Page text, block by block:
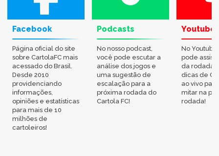
Facebook
Página oficial do site
sobre CartolaFC mais
acessado do Brasil.
Desde 2010
providenciando
informações,
opiniões e estatísticas
para mais de 10
milhões de
cartoleiros!
Podcasts
No nosso podcast,
você pode escutar a
análise dos jogos e
uma sugestão de
escalação para a
próxima rodada do
Cartola FC!
Youtube
No
pode
da rodada,
dicas de
ao vivo
mitar na
rodada!